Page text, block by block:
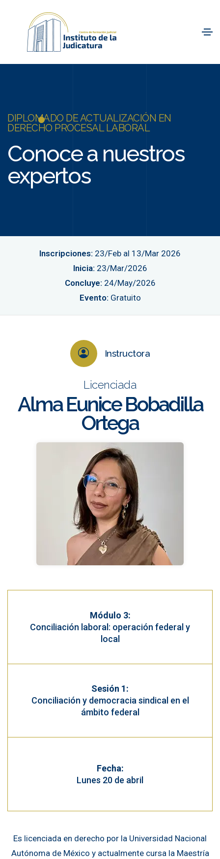
DIPLOMADO DE ACTUALIZACIÓN EN
DERECHO PROCESAL LABORAL
Conoce a nuestros
expertos
Inscripciones: 23/Feb al 13/Mar 2026
Inicia: 23/Mar/2026
Concluye: 24/May/2026
Evento: Gratuito
Instructora
Licenciada
Alma Eunice Bobadilla
Ortega
Módulo 3:
Conciliación laboral: operación federal y
local
Sesión 1:
Conciliación y democracia sindical en el
ámbito federal
Fecha:
Lunes 20 de abril
Es licenciada en derecho por la Universidad Nacional
Autónoma de México y actualmente cursa la Maestría